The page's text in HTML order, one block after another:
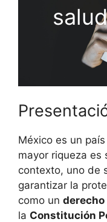
México es un
mayor riqueza es
contexto, uno de
garantizar la
como un derecho
la Constitución